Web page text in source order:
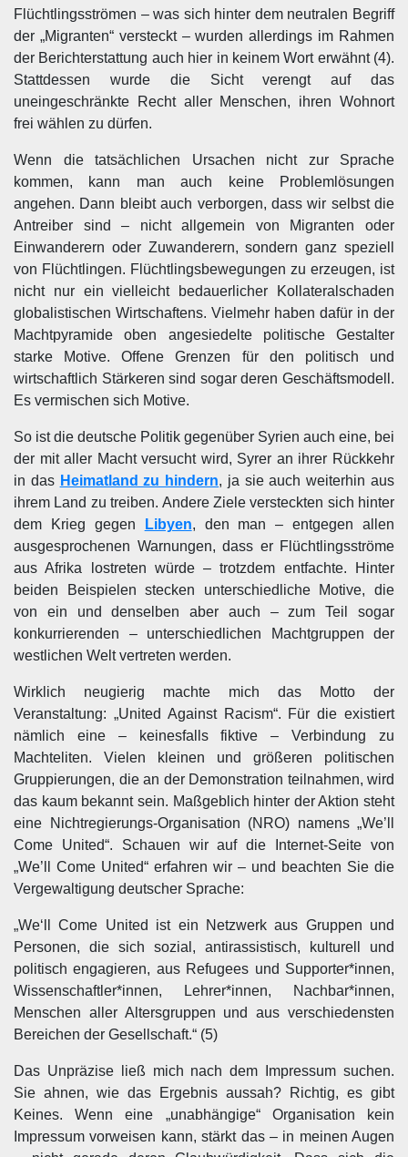
Flüchtlingsströmen – was sich hinter dem neutralen Begriff
der „Migranten“ versteckt – wurden allerdings im Rahmen
der Berichterstattung auch hier in keinem Wort erwähnt (4).
Stattdessen wurde die Sicht verengt auf das
uneingeschränkte Recht aller Menschen, ihren Wohnort
frei wählen zu dürfen.
Wenn die tatsächlichen Ursachen nicht zur Sprache
kommen, kann man auch keine Problemlösungen
angehen. Dann bleibt auch verborgen, dass wir selbst die
Antreiber sind – nicht allgemein von Migranten oder
Einwanderern oder Zuwanderern, sondern ganz speziell
von Flüchtlingen. Flüchtlingsbewegungen zu erzeugen, ist
nicht nur ein vielleicht bedauerlicher Kollateralschaden
globalistischen Wirtschaftens. Vielmehr haben dafür in der
Machtpyramide oben angesiedelte politische Gestalter
starke Motive. Offene Grenzen für den politisch und
wirtschaftlich Stärkeren sind sogar deren Geschäftsmodell.
Es vermischen sich Motive.
So ist die deutsche Politik gegenüber Syrien auch eine, bei
der mit aller Macht versucht wird, Syrer an ihrer Rückkehr
in das Heimatland zu hindern, ja sie auch weiterhin aus
ihrem Land zu treiben. Andere Ziele versteckten sich hinter
dem Krieg gegen
Libyen, den man – entgegen allen
ausgesprochenen Warnungen, dass er Flüchtlingsströme
aus Afrika lostreten würde – trotzdem entfachte. Hinter
beiden Beispielen stecken unterschiedliche Motive, die
von ein und denselben aber auch – zum Teil sogar
konkurrierenden – unterschiedlichen Machtgruppen der
westlichen Welt vertreten werden.
Wirklich neugierig machte mich das Motto der
Veranstaltung: „United Against Racism“. Für die existiert
nämlich eine – keinesfalls fiktive – Verbindung zu
Machteliten. Vielen kleinen und größeren politischen
Gruppierungen, die an der Demonstration teilnahmen, wird
das kaum bekannt sein. Maßgeblich hinter der Aktion steht
eine Nichtregierungs-Organisation (NRO) namens „We’ll
Come United“. Schauen wir auf die Internet-Seite von
„We’ll Come United“ erfahren wir – und beachten Sie die
Vergewaltigung deutscher Sprache:
„We‘ll Come United ist ein Netzwerk aus Gruppen und
Personen, die sich sozial, antirassistisch, kulturell und
politisch engagieren, aus Refugees und Supporter*innen,
Wissenschaftler*innen, Lehrer*innen, Nachbar*innen,
Menschen aller Altersgruppen und aus verschiedensten
Bereichen der Gesellschaft.“ (5)
Das Unpräzise ließ mich nach dem Impressum suchen.
Sie ahnen, wie das Ergebnis aussah? Richtig, es gibt
Keines. Wenn eine „unabhängige“ Organisation kein
Impressum vorweisen kann, stärkt das – in meinen Augen